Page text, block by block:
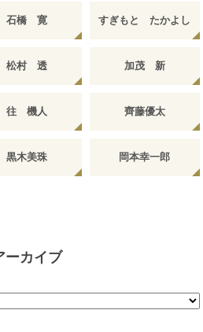
石橋 寛 すぎもと たかよし
松村 透 加茂 新
往 機人 齊藤優太
黒木美珠 岡本幸一郎
ーカイブ